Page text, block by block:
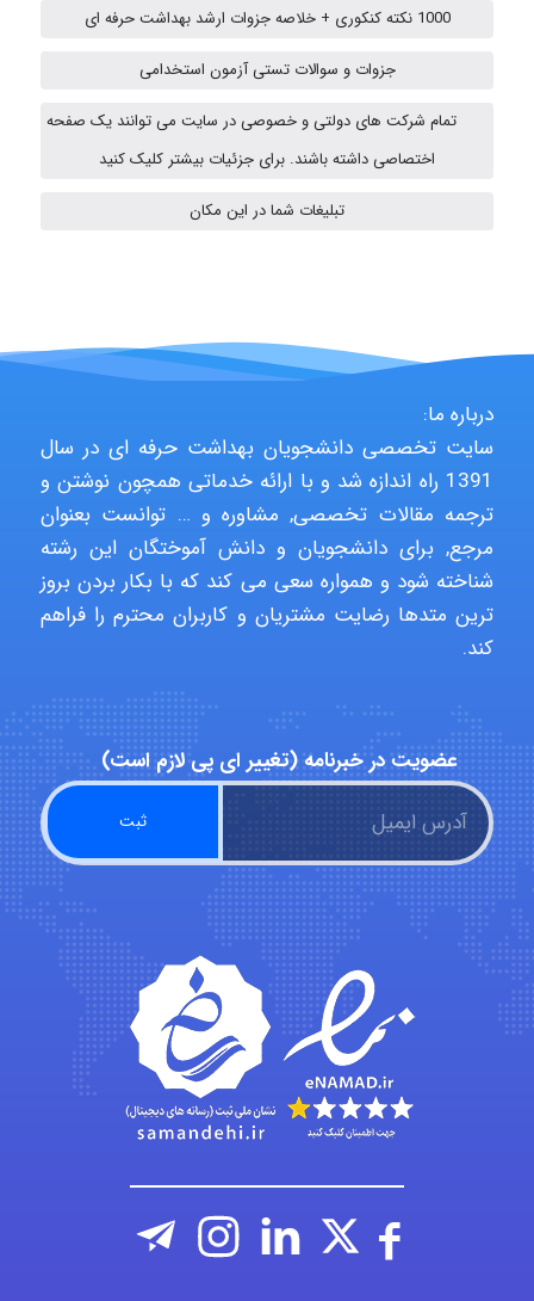
Iman Hosseini
Chehri
Alirez0990
hosein abdolvand
Kati
emami
ehtesham
Iman Hosseini
1000 نکته کنکوری + خلاصه جزوات ارشد بهداشت حرفه ای
جزوات و سوالات تستی آزمون استخدامی
تمام شرکت های دولتی و خصوصی در سایت می توانند یک صفحه
اختصاصی داشته باشند. برای جزئیات بیشتر کلیک کنید
تبلیغات شما در این مکان
درباره ما:
سایت تخصصی دانشجویان بهداشت حرفه ای در سال
1391 راه اندازه شد و با ارائه خدماتی همچون نوشتن و
ترجمه مقالات تخصصی, مشاوره و … توانست بعنوان
مرجع, برای دانشجویان و دانش آموختگان این رشته
شناخته شود و همواره سعی می کند که با بکار بردن بروز
ترین متدها رضایت مشتریان و کاربران محترم را فراهم
کند.
عضویت در خبرنامه (تغییر ای پی لازم است)